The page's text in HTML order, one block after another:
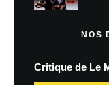
NOS
Critique de Le